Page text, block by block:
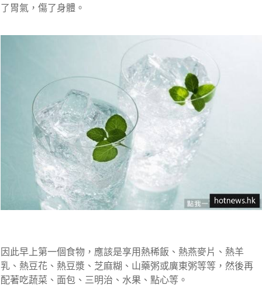
了胃氣，傷了身體。
因此早上第一個食物，應該是享用熱稀飯、熱燕麥片、熱羊
乳、熱豆花、熱豆漿、芝麻糊、山藥粥或廙東粥等等，然後再
配著吃蔬菜、面包、三明治、水果、點心等。